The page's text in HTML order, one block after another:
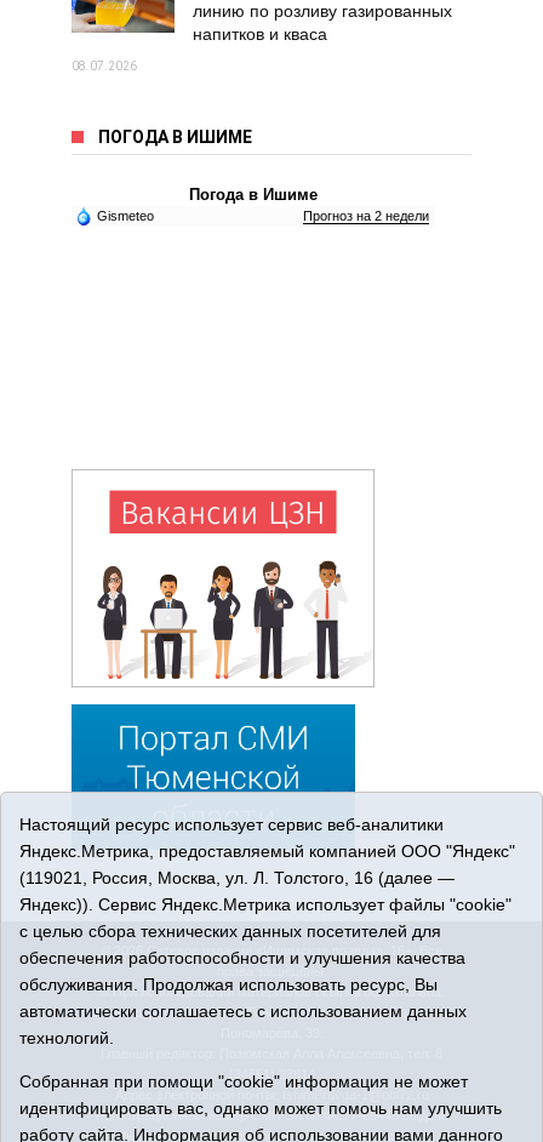
линию по розливу газированных
напитков и кваса
08.07.2026
ПОГОДА В ИШИМЕ
Погода в Ишиме
Gismeteo Прогноз на 2 недели
© 2026 Сетевое издание «Ишимская правда». 16+. Все
права защищены.
© При использовании материалов ссылка обязательна.
Адрес редакции: 627750 Тюменская область, г. Ишим, ул.
(34551) 23814
Адрес электронной почты:
IshimPravda-1@obl72.ru
Регистрационный номер СМИ Эл № ФС77-69445 выдано
Федеральной службой по надзору в сфере связи,
Настоящий ресурс использует сервис веб-аналитики
Яндекс.Метрика, предоставляемый компанией ООО "Яндекс"
(119021, Россия, Москва, ул. Л. Толстого, 16 (далее —
Яндекс)). Сервис Яндекс.Метрика использует файлы "cookie"
с целью сбора технических данных посетителей для
обеспечения работоспособности и улучшения качества
обслуживания. Продолжая использовать ресурс, Вы
автоматически соглашаетесь с использованием данных
технологий.
Собранная при помощи "cookie" информация не может
идентифицировать вас, однако может помочь нам улучшить
работу сайта. Информация об использовании вами данного